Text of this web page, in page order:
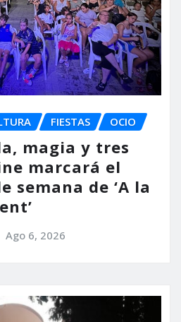
FIESTAS OCIO
magia y tres
marcará el
semana de ‘A la
Ago 6, 2026